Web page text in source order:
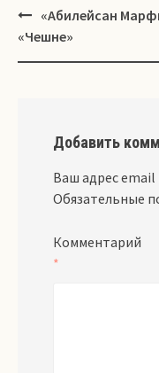
Навигация
«Абилейсан
«Чешне»
Добавить
Ваш адрес email
Обязательные
Комментарий
*